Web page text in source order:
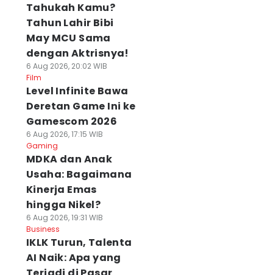
Tahukah Kamu?
Tahun Lahir Bibi
May MCU Sama
dengan Aktrisnya!
6 Aug 2026, 20:02 WIB
Film
Level Infinite Bawa
Deretan Game Ini ke
Gamescom 2026
6 Aug 2026, 17:15 WIB
Gaming
MDKA dan Anak
Usaha: Bagaimana
Kinerja Emas
hingga Nikel?
6 Aug 2026, 19:31 WIB
Business
IKLK Turun, Talenta
AI Naik: Apa yang